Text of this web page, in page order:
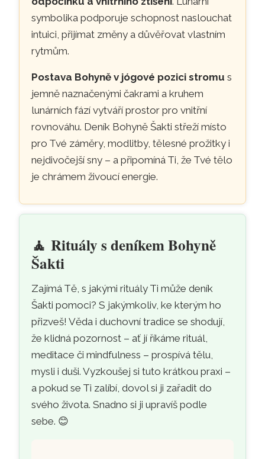
symbolika podporuje schopnost naslouchat
intuici, přijímat změny a důvěřovat vlastním
rytmům.
Postava Bohyně v jógové pozici stromu s
jemně naznačenými čakrami a kruhem
lunárních fází vytváří prostor pro vnitřní
rovnováhu. Deník Bohyně Šakti střeží místo
pro Tvé záměry, modlitby, tělesné prožitky i
nejdivočejší sny – a připomíná Ti, že Tvé tělo
je chrámem živoucí energie.
🧘Rituály s deníkem Bohyně
Šakti
Zajímá Tě, s jakými rituály Ti může deník
Šakti pomoci? S jakýmkoliv, ke kterým ho
přizveš! Věda i duchovní tradice se shodují,
že klidná pozornost – ať jí říkáme rituál,
meditace či mindfulness – prospívá tělu,
mysli i duši. Vyzkoušej si tuto krátkou praxi –
a pokud se Ti zalíbí, dovol si ji zařadit do
svého života. Snadno si ji upravíš podle
sebe. 😊